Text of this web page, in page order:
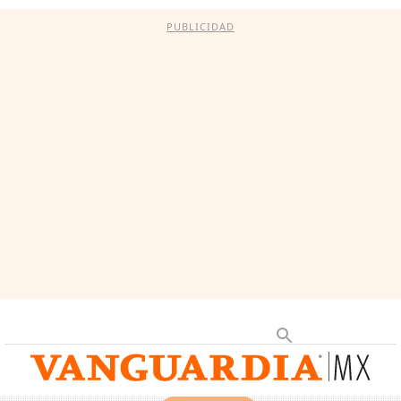
PUBLICIDAD